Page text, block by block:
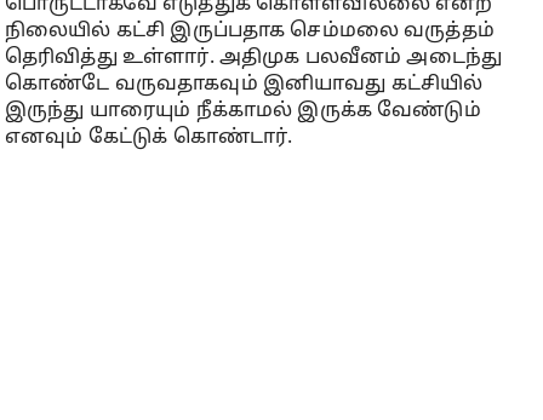
பொருட்டாகவே எடுத்துக் கொள்ளவில்லை என்ற
நிலையில் கட்சி இருப்பதாக செம்மலை வருத்தம்
தெரிவித்து உள்ளார். அதிமுக பலவீனம் அடைந்து
கொண்டே வருவதாகவும் இனியாவது கட்சியில்
இருந்து யாரையும் நீக்காமல் இருக்க வேண்டும்
எனவும் கேட்டுக் கொண்டார்.